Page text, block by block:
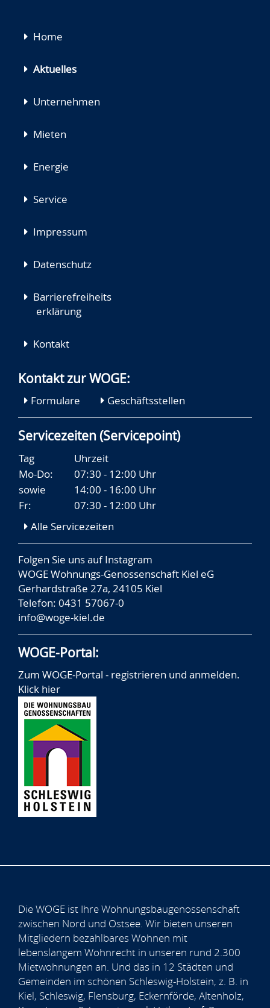
Navigation
Home
Aktuelles
Unternehmen
Mieten
Energie
Service
Impressum
Datenschutz
Barrierefreiheits
erklärung
Kontakt
Kontakt zur WOGE:
Formulare Geschäftsstellen
Servicezeiten (Servicepoint)
Tag
Uhrzeit
Mo-Do:
07:30 - 12:00 Uhr
sowie
14:00 - 16:00 Uhr
Fr:
07:30 - 12:00 Uhr
Alle Servicezeiten
Folgen Sie uns aufInstagram
WOGE Wohnungs-Genossenschaft Kiel eG
Gerhardstraße 27a, 24105 Kiel
Telefon: 0431 57067-0
info@woge-kiel.de
WOGE-Portal:
Zum WOGE-Portal - registrieren und anmelden.
Klick hier
Die WOGE ist Ihre Wohnungsbaugenossenschaft
zwischen Nord und Ostsee. Wir bieten unseren
Mitgliedern bezahlbares Wohnen mit
lebenslangem Wohnrecht in unseren rund 2.300
Mietwohnungen an. Und das in 12 Städten und
Gemeinden im schönen Schleswig-Holstein, z. B. in
Kiel, Schleswig, Flensburg, Eckernförde, Altenholz,